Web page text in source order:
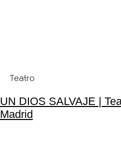
Teatro
UN DIOS SALVAJE |
Madrid